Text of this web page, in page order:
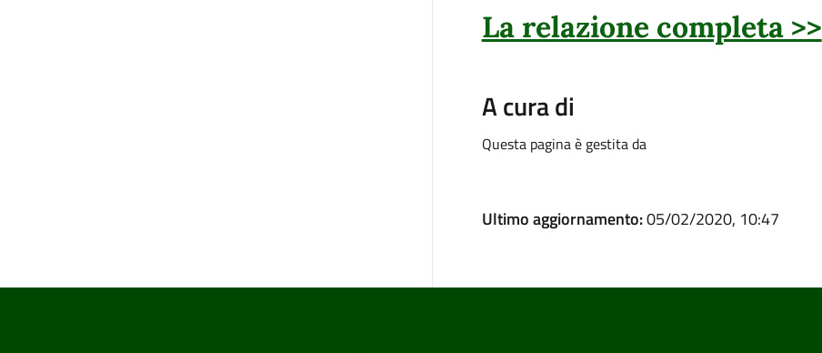
La relazione completa >>
A cura di
Questa pagina è gestita da
Ultimo aggiornamento:05/02/2020, 10:47